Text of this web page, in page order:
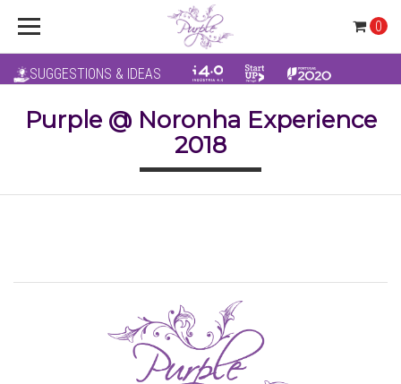
SUGGESTIONS & IDEAS
0
Purple @ Noronha Experience
2018